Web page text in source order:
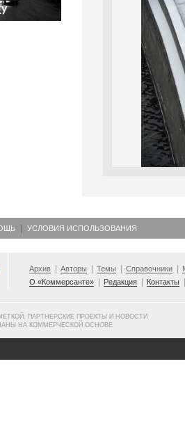
УСЛОВИЯ ИСПОЛЬЗОВАНИЯ
Архив Авторы Темы Справочники
О «Коммерсанте»
Редакция Контакты
ПАРТНЕРСКИЕ ПРОЕКТЫ И НОВОСТИ
НА КОММЕРЧЕСКОЙ ОСНОВЕ